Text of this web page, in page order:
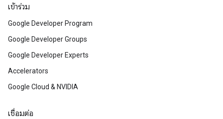
เข้าร่วม
Google Developer Program
Google Developer Groups
Google Developer Experts
Accelerators
Google Cloud & NVIDIA
เชื่อมต่อ